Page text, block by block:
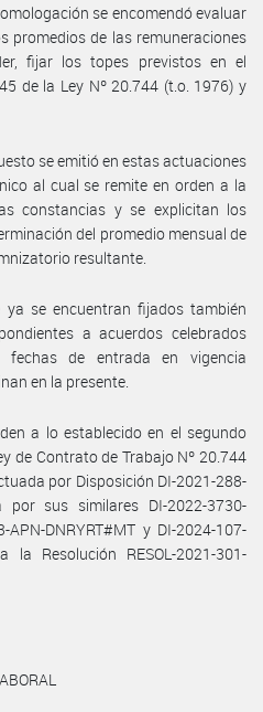
se encomendó evaluar
promedios de las remuneraciones
fijar los topes previstos en el
de la Ley Nº 20.744 (t.o. 1976) y
se emitió en estas actuaciones
al cual se remite en orden a la
constancias y se explicitan los
del promedio mensual de
resultante.
se encuentran fijados también
a acuerdos celebrados
de entrada en vigencia
en la presente.
a lo establecido en el segundo
de Contrato de Trabajo Nº 20.744
por Disposición DI-2021-288-
por sus similares DI-2022-3730-
APN-DNRYRT#MT y DI-2024-107-
la Resolución RESOL-2021-301-